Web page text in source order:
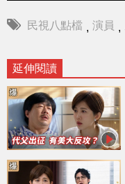
民視八點檔 , 演員 ,
延伸閱讀